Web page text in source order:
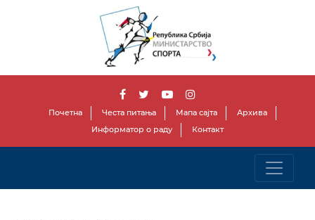
Почетна Честа питања Мапа сајта
Архива
Информатор о раду
Контакт